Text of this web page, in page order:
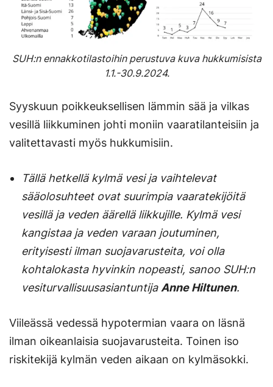
SUH:n ennakkotilastoihin perustuva kuva hukkumisista
1.1.-30.9.2024.
Syyskuun poikkeuksellisen lämmin sää ja vilkas
vesillä liikkuminen johti moniin vaaratilanteisiin ja
valitettavasti myös hukkumisiin.
Tällä hetkellä kylmä vesi ja vaihtelevat
sääolosuhteet ovat suurimpia vaaratekijöitä
vesillä ja veden äärellä liikkujille. Kylmä vesi
kangistaa ja veden varaan joutuminen,
erityisesti ilman suojavarusteita, voi olla
kohtalokasta hyvinkin nopeasti, sanoo SUH:n
vesiturvallisuusasiantuntija Anne Hiltunen.
Viileässä vedessä hypotermian vaara on läsnä
ilman oikeanlaisia suojavarusteita. Toinen iso
riskitekijä kylmän veden aikaan on kylmäsokki.